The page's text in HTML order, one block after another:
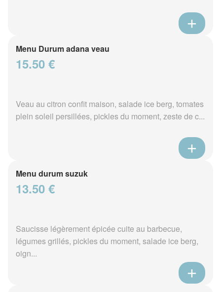
Menu Durum adana veau
15.50 €
Veau au citron confit maison, salade ice berg, tomates
plein soleil persillées, pickles du moment, zeste de c...
Menu durum suzuk
13.50 €
Saucisse légèrement épicée cuite au barbecue,
légumes grillés, pickles du moment, salade ice berg,
oign...